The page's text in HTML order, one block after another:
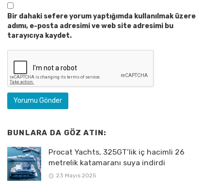
Bir dahaki sefere yorum yaptığımda kullanılmak üzere
adımı, e-posta adresimi ve web site adresimi bu
tarayıcıya kaydet.
BUNLARA DA GÖZ ATIN:
Procat Yachts, 325GT’lik iç hacimli 26
metrelik katamaranı suya indirdi
23 Mayıs 2025